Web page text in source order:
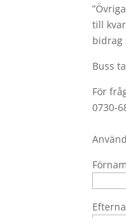
till
bidrag
Buss
För
0730-